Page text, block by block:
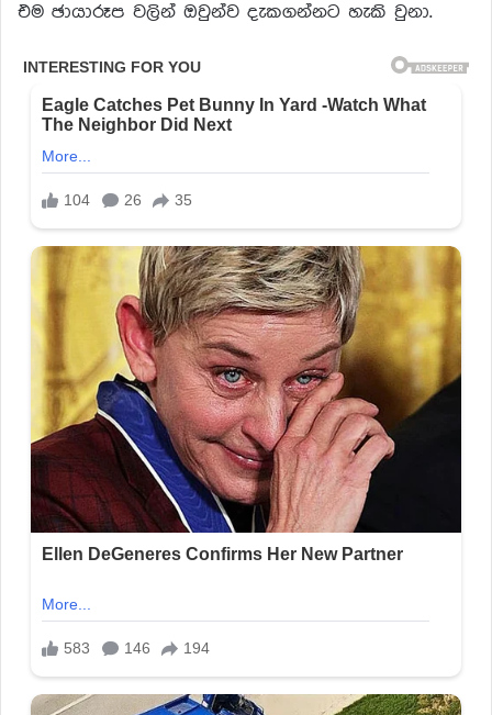
එම ඡායාරූප වලින් ඔවුන්ව දැකගන්නට හැකි වුනා.